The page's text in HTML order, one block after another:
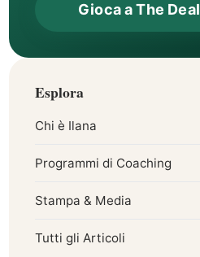
Gioca a The Deal
Esplora
Chi è Ilana
Programmi di Coaching
Stampa & Media
Tutti gli Articoli